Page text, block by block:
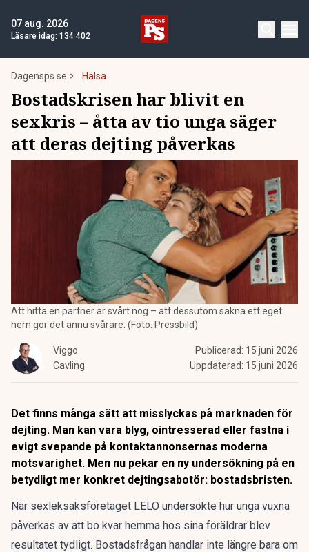
07 aug. 2026
Läsare idag: 134 402
Dagensps.se Hälsa
Bostadskrisen har blivit en
sexkris – åtta av tio unga säger
att deras dejting påverkas
Att hitta en partner är svårt nog – att dessutom sakna ett eget
hem gör det ännu svårare. (Foto: Pressbild)
Viggo
Cavling
Publicerad: 15 juni 2026
Uppdaterad: 15 juni 2026
Det finns många sätt att misslyckas på marknaden för
dejting. Man kan vara blyg, ointresserad eller fastna i
evigt svepande på kontaktannonsernas moderna
motsvarighet. Men nu pekar en ny undersökning på en
betydligt mer konkret dejtingsabotör: bostadsbristen.
När sexleksaksföretaget LELO undersökte hur unga vuxna
påverkas av att bo kvar hemma hos sina föräldrar blev
resultatet tydligt. Bostadsfrågan handlar inte längre bara om